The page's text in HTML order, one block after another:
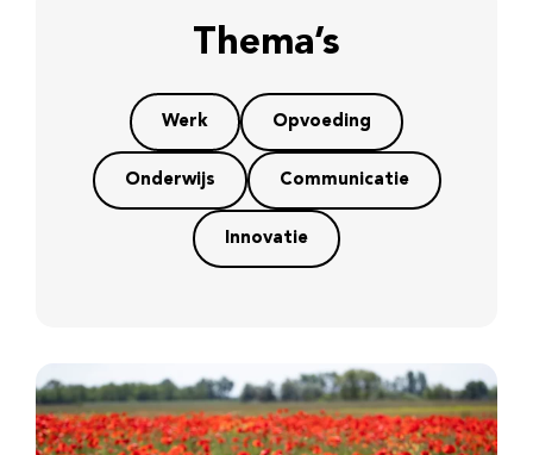
Thema’s
Werk Opvoeding
Onderwijs Communicatie
Innovatie